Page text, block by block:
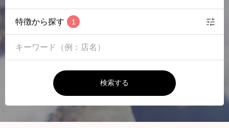
特徴から探す 1
検索する